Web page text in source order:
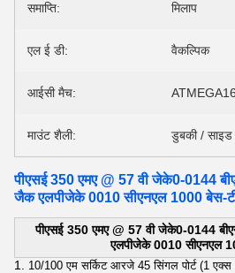
समाप्ति: मिलाप
एल ई डी: वैकल्पिक
आईसी मैच:
माउंट शैली: डुबकी / साइड
पीएसई 350 एमए @ 57 वी जेके0-0144
जैक एलपीजेके 0010 सीएनएल 1000 बेस-
पीएसई 350 एमए @ 57 वी जेके0-0144
एलपीजेके 0010 सीएनएल
1. 10/100 एम सर्किट आरजे 45 सिंगल पोर्ट (1